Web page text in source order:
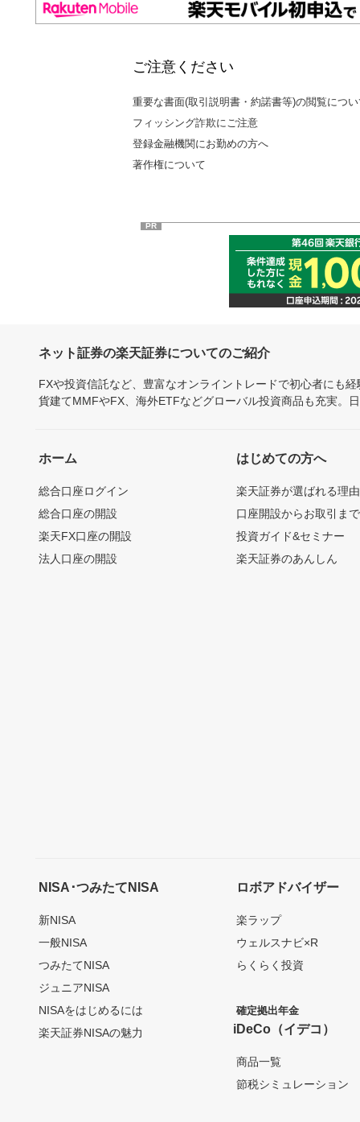
ご注意ください
重要な書面(取引説明書・約諾書等)の閲覧につ
フィッシング詐欺にご注意
登録金融機関にお勤めの方へ
著作権について
PR
ネット証券の楽天証券についてのご紹介
FXや投資信託など、豊富なオンライントレードで初心者にも
貨建てMMFやFX、海外ETFなどグローバル投資商品も充実。
ホーム
総合口座ログイン
総合口座の開設
楽天FX口座の開設
法人口座の開設
はじめての方へ
楽天証券が選ばれる理由
口座開設からお取引ま
投資ガイド&セミナー
楽天証券のあんしん
NISA･つみたてNISA
新NISA
一般NISA
つみたてNISA
ジュニアNISA
NISAをはじめるには
楽天証券NISAの魅力
ロボアドバイザー
楽ラップ
ウェルスナビ×R
らくらく投資
確定拠出年金
iDeCo（イデコ）
商品一覧
節税シミュレーション